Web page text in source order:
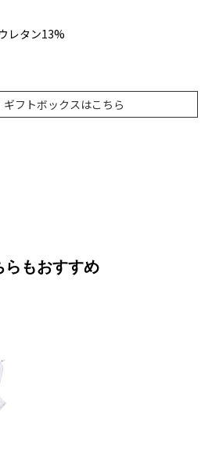
レタン13%
ギフトボックスはこちら
らもおすすめ